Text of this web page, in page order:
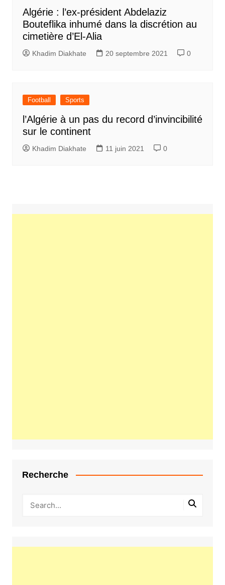
Algérie : l’ex-président Abdelaziz
Bouteflika inhumé dans la discrétion au
cimetière d’El-Alia
Khadim Diakhate 20 septembre 2021 0
Football Sports
l’Algérie à un pas du record d’invincibilité
sur le continent
Khadim Diakhate 11 juin 2021 0
Recherche